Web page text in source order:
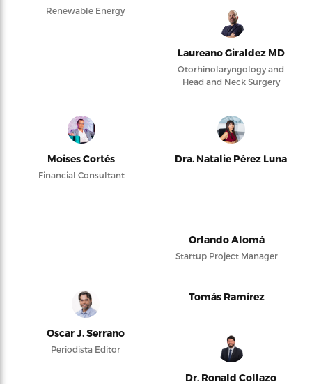
Renewable Energy
Laureano Giraldez MD
Otorhinolaryngology and
Head and Neck Surgery
Moises Cortés
Financial Consultant
Dra. Natalie Pérez Luna
Orlando Alomá
Startup Project Manager
Oscar J. Serrano
Periodista Editor
Tomás Ramírez
Dr. Ronald Collazo